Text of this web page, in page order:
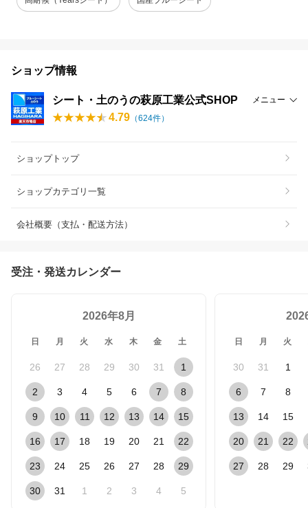
ショップ情報
シート・土のうの萩原工業公式SHOP メニュー
4.79 （624件）
ショップトップ
ショップカテゴリ一覧
会社概要（支払・配送方法）
受注・発送カレンダー
2026年8月
日 月 火 水 木 金 土
26 27 28 29 30 31 1
2 3 4 5 6 7 8
9 10 11 12 13 14 15
16 17 18 19 20 21 22
23 24 25 26 27 28 29
30 31 1 2 3 4 5
日 月 火
30 31 1
6 7 8
13 14 15
20 21 22
27 28 29